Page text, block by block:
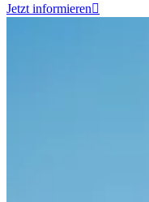
Jetzt informieren